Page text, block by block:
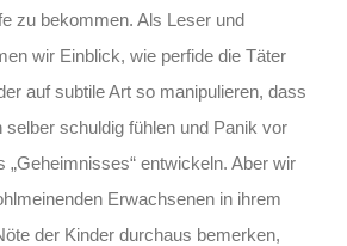
zu bekommen. Als Leser und
wir Einblick, wie perfide die Täter
auf subtile Art so manipulieren, dass
selber schuldig fühlen und Panik vor
„Geheimnisses“ entwickeln. Aber wir
Erwachsenen in ihrem
der Kinder durchaus bemerken,